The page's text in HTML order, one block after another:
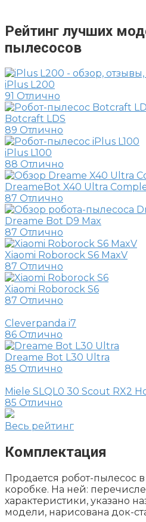
Рейтинг лучших
пылесосов
iPlus L200
91 Отлично
Botcraft LDS
89 Отлично
iPlus L100
88 Отлично
DreameBot X40 Ultra
87 Отлично
Dreame Bot D9 Max
87 Отлично
Xiaomi Roborock S6 MaxV
87 Отлично
Xiaomi Roborock S6
87 Отлично
Cleverpanda i7
86 Отлично
Dreame Bot L30 Ultra
85 Отлично
Miele SLQL0 30 Scout RX2
85 Отлично
Весь рейтинг
Комплектация
Продается робот-пылесос
коробке. На ней:
характеристики, указано
модели, нарисована док-